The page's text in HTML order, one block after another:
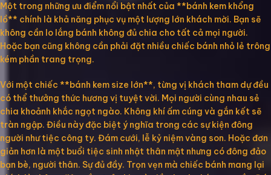
Một trong những ưu điểm nổi bật nhất của **bánh kem khổng
lồ** chính là khả năng phục vụ một lượng lớn khách mời. Bạn sẽ
không cần lo lắng bánh không đủ chia cho tất cả mọi người.
Hoặc bạn cũng không cần phải đặt nhiều chiếc bánh nhỏ lẻ trông
kém phần trang trọng.
Với một chiếc **bánh kem size lớn**, từng vị khách tham dự đều
có thể thưởng thức hương vị tuyệt vời. Mọi người cùng nhau sẻ
chia khoảnh khắc ngọt ngào. Không khí ấm cúng và gắn kết sẽ
tràn ngập. Điều này đặc biệt ý nghĩa trong các sự kiện đông
người như tiệc công ty. Đám cưới, lễ kỷ niệm vàng son. Hoặc đơn
giản hơn là một buổi tiệc sinh nhật thân mật nhưng có đông đảo
bạn bè, người thân. Sự đủ đầy. Trọn vẹn mà chiếc bánh mang lại